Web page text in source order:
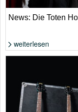
News: Die Toten
weiterlesen